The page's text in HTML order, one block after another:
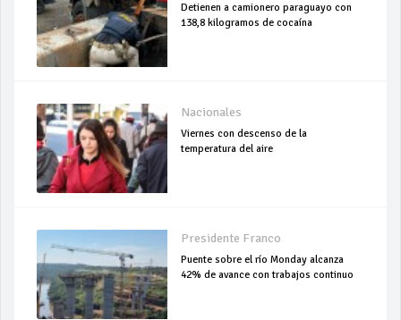
Detienen a camionero paraguayo con
138,8 kilogramos de cocaína
Nacionales
Viernes con descenso de la
temperatura del aire
Presidente Franco
Puente sobre el río Monday alcanza
42% de avance con trabajos continuo